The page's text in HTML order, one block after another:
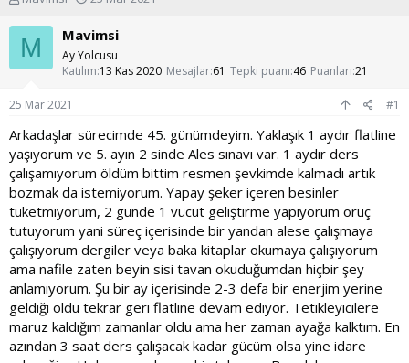
n
u
a
ş
l
a
t
a
n
ş
l
a
n
ç
t
a
r
i
h
i
M Mavimsi
Ay Yolcusu
Katılım 13 Kas 2020 Mesajlar 61 Tepki puanı 46 Puanları 21
25 Mar 2021 #1
Arkadaşlar sürecimde 45. günümdeyim. Yaklaşık 1 aydır flatline
yaşıyorum ve 5. ayın 2 sinde Ales sınavı var. 1 aydır ders
çalışamıyorum öldüm bittim resmen şevkimde kalmadı artık
bozmak da istemiyorum. Yapay şeker içeren besinler
tüketmiyorum, 2 günde 1 vücut geliştirme yapıyorum oruç
tutuyorum yani süreç içerisinde bir yandan alese çalışmaya
çalışıyorum dergiler veya baka kitaplar okumaya çalışıyorum
ama nafile zaten beyin sisi tavan okuduğumdan hiçbir şey
anlamıyorum. Şu bir ay içerisinde 2-3 defa bir enerjim yerine
geldiği oldu tekrar geri flatline devam ediyor. Tetikleyicilere
maruz kaldığım zamanlar oldu ama her zaman ayağa kalktım. En
azından 3 saat ders çalışacak kadar gücüm olsa yine idare